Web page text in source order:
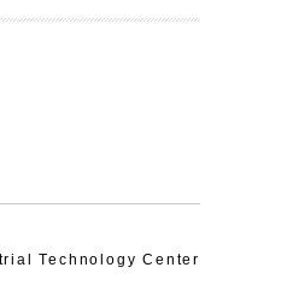
Technology Center